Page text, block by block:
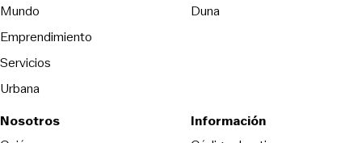
Mundo
Emprendimiento
Servicios
Urbana
DunaOpens in new window
Nosotros
Información